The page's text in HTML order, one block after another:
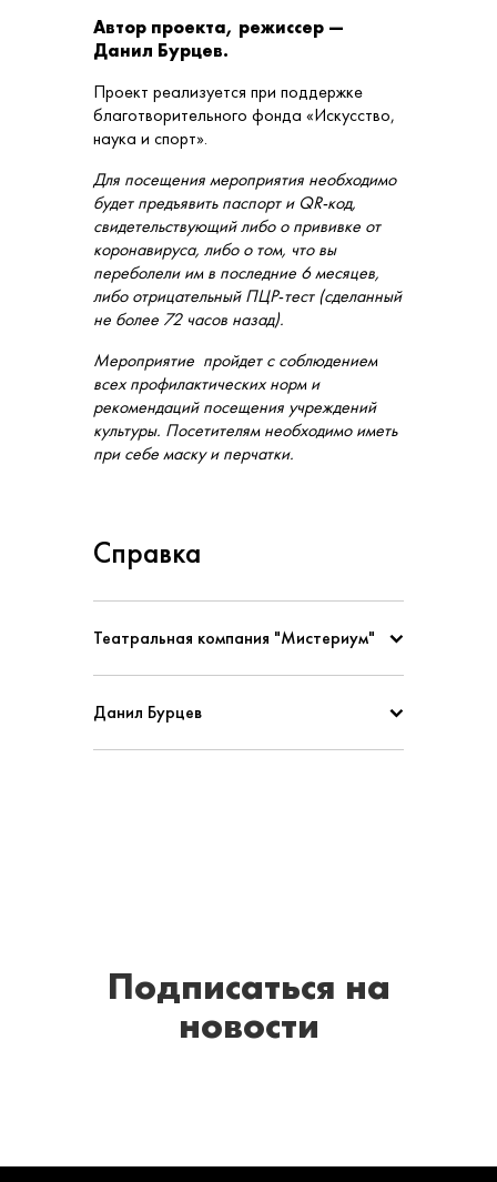
Автор проекта, режиссер —
Данил Бурцев.
Проект реализуется при поддержке
благотворительного фонда «Искусство,
наука и спорт».
Для посещения мероприятия необходимо
будет предъявить паспорт и QR-код,
свидетельствующий либо о прививке от
коронавируса, либо о том, что вы
переболели им в последние 6 месяцев,
либо отрицательный ПЦР-тест (сделанный
не более 72 часов назад).
Мероприятие пройдет с соблюдением
всех профилактических норм и
рекомендаций посещения учреждений
культуры. Посетителям необходимо иметь
при себе маску и перчатки.
Справка
Театральная компания "Мистериум"
Данил Бурцев
Подписаться на
новости